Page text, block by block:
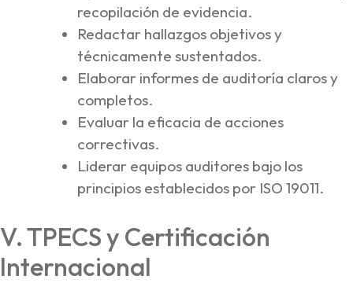
recopilación de evidencia.
Redactar hallazgos objetivos y
técnicamente sustentados.
Elaborar informes de auditoría claros y
completos.
Evaluar la eficacia de acciones
correctivas.
Liderar equipos auditores bajo los
principios establecidos por ISO 19011.
V. TPECS y Certificación
Internacional